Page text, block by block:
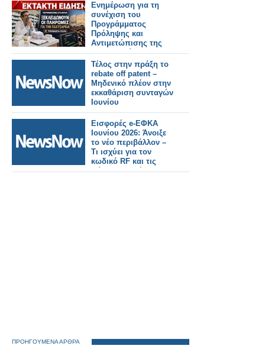
Ενημέρωση για τη
συνέχιση του
Προγράμματος
Πρόληψης και
Αντιμετώπισης της
Παχυσαρκίας και για
την εξόφληση των
οφειλών των μηνών
Μαΐου και Ιουνίου
Τέλος στην πράξη το
rebate off patent –
Μηδενικό πλέον στην
εκκαθάριση συνταγών
Ιουνίου
Εισφορές e-ΕΦΚΑ
Ιουνίου 2026: Άνοιξε
το νέο περιβάλλον –
Τι ισχύει για τον
κωδικό RF και τις
πάγιες εντολές
ΠΡΟΗΓΟΥΜΕΝΑ ΑΡΘΡΑ